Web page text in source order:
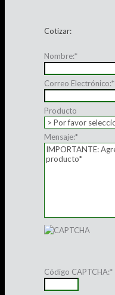
Cotizar:
Nombre:*
Correo Electrónico:*
Producto
Mensaje:*
Código CAPTCHA:*